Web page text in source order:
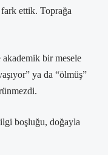
ettik. Toprağa
bir mesele
ya da “ölmüş”
boşluğu, doğayla